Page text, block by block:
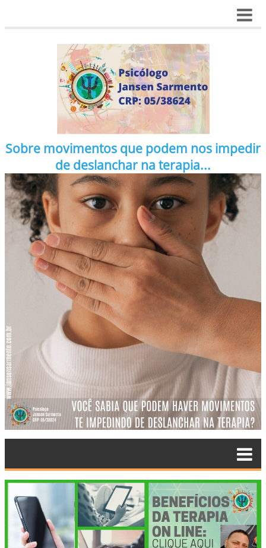
Sobre movimentos que podem nos impedir
de deslanchar na terapia...